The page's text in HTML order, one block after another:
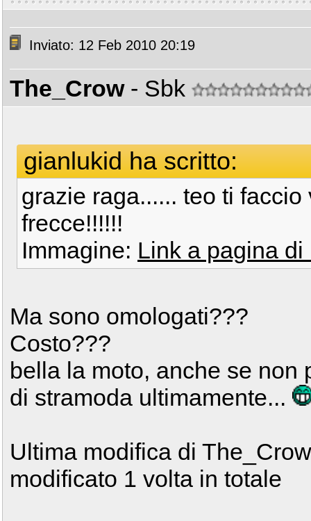
Inviato: 12 Feb 2010 20:19
The_Crow - Sbk
gianlukid ha scritto:
grazie raga...... teo ti
frecce!!!!!!
Immagine: Link a pagina
Ma sono omologati???
Costo???
bella la moto, anche se non
di stramoda ultimamente...
Ultima modifica di
modificato 1 volta in totale